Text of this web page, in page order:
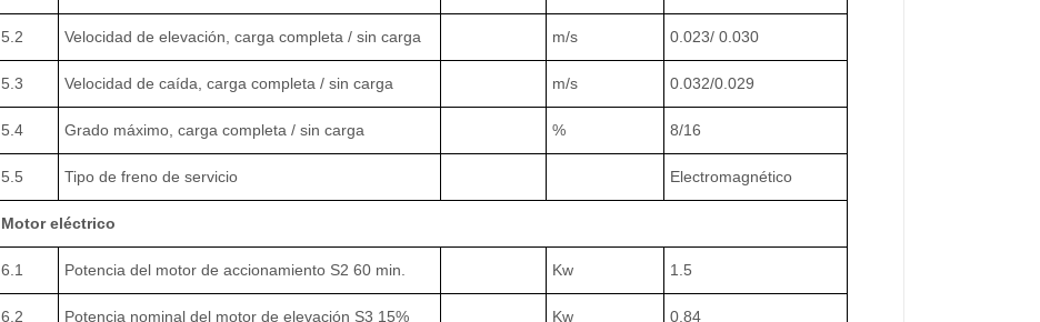
5.2 Velocidad de elevación, carga completa / sin carga m/s 0.023/ 0.030
5.3 Velocidad de caída, carga completa / sin carga m/s 0.032/0.029
5.4 Grado máximo, carga completa / sin carga % 8/16
5.5 Tipo de freno de servicio Electromagnético
Motor eléctrico
6.1 Potencia del motor de accionamiento S2 60 min. Kw 1.5
6.2 Potencia nominal del motor de elevación S3 15% Kw 0.84